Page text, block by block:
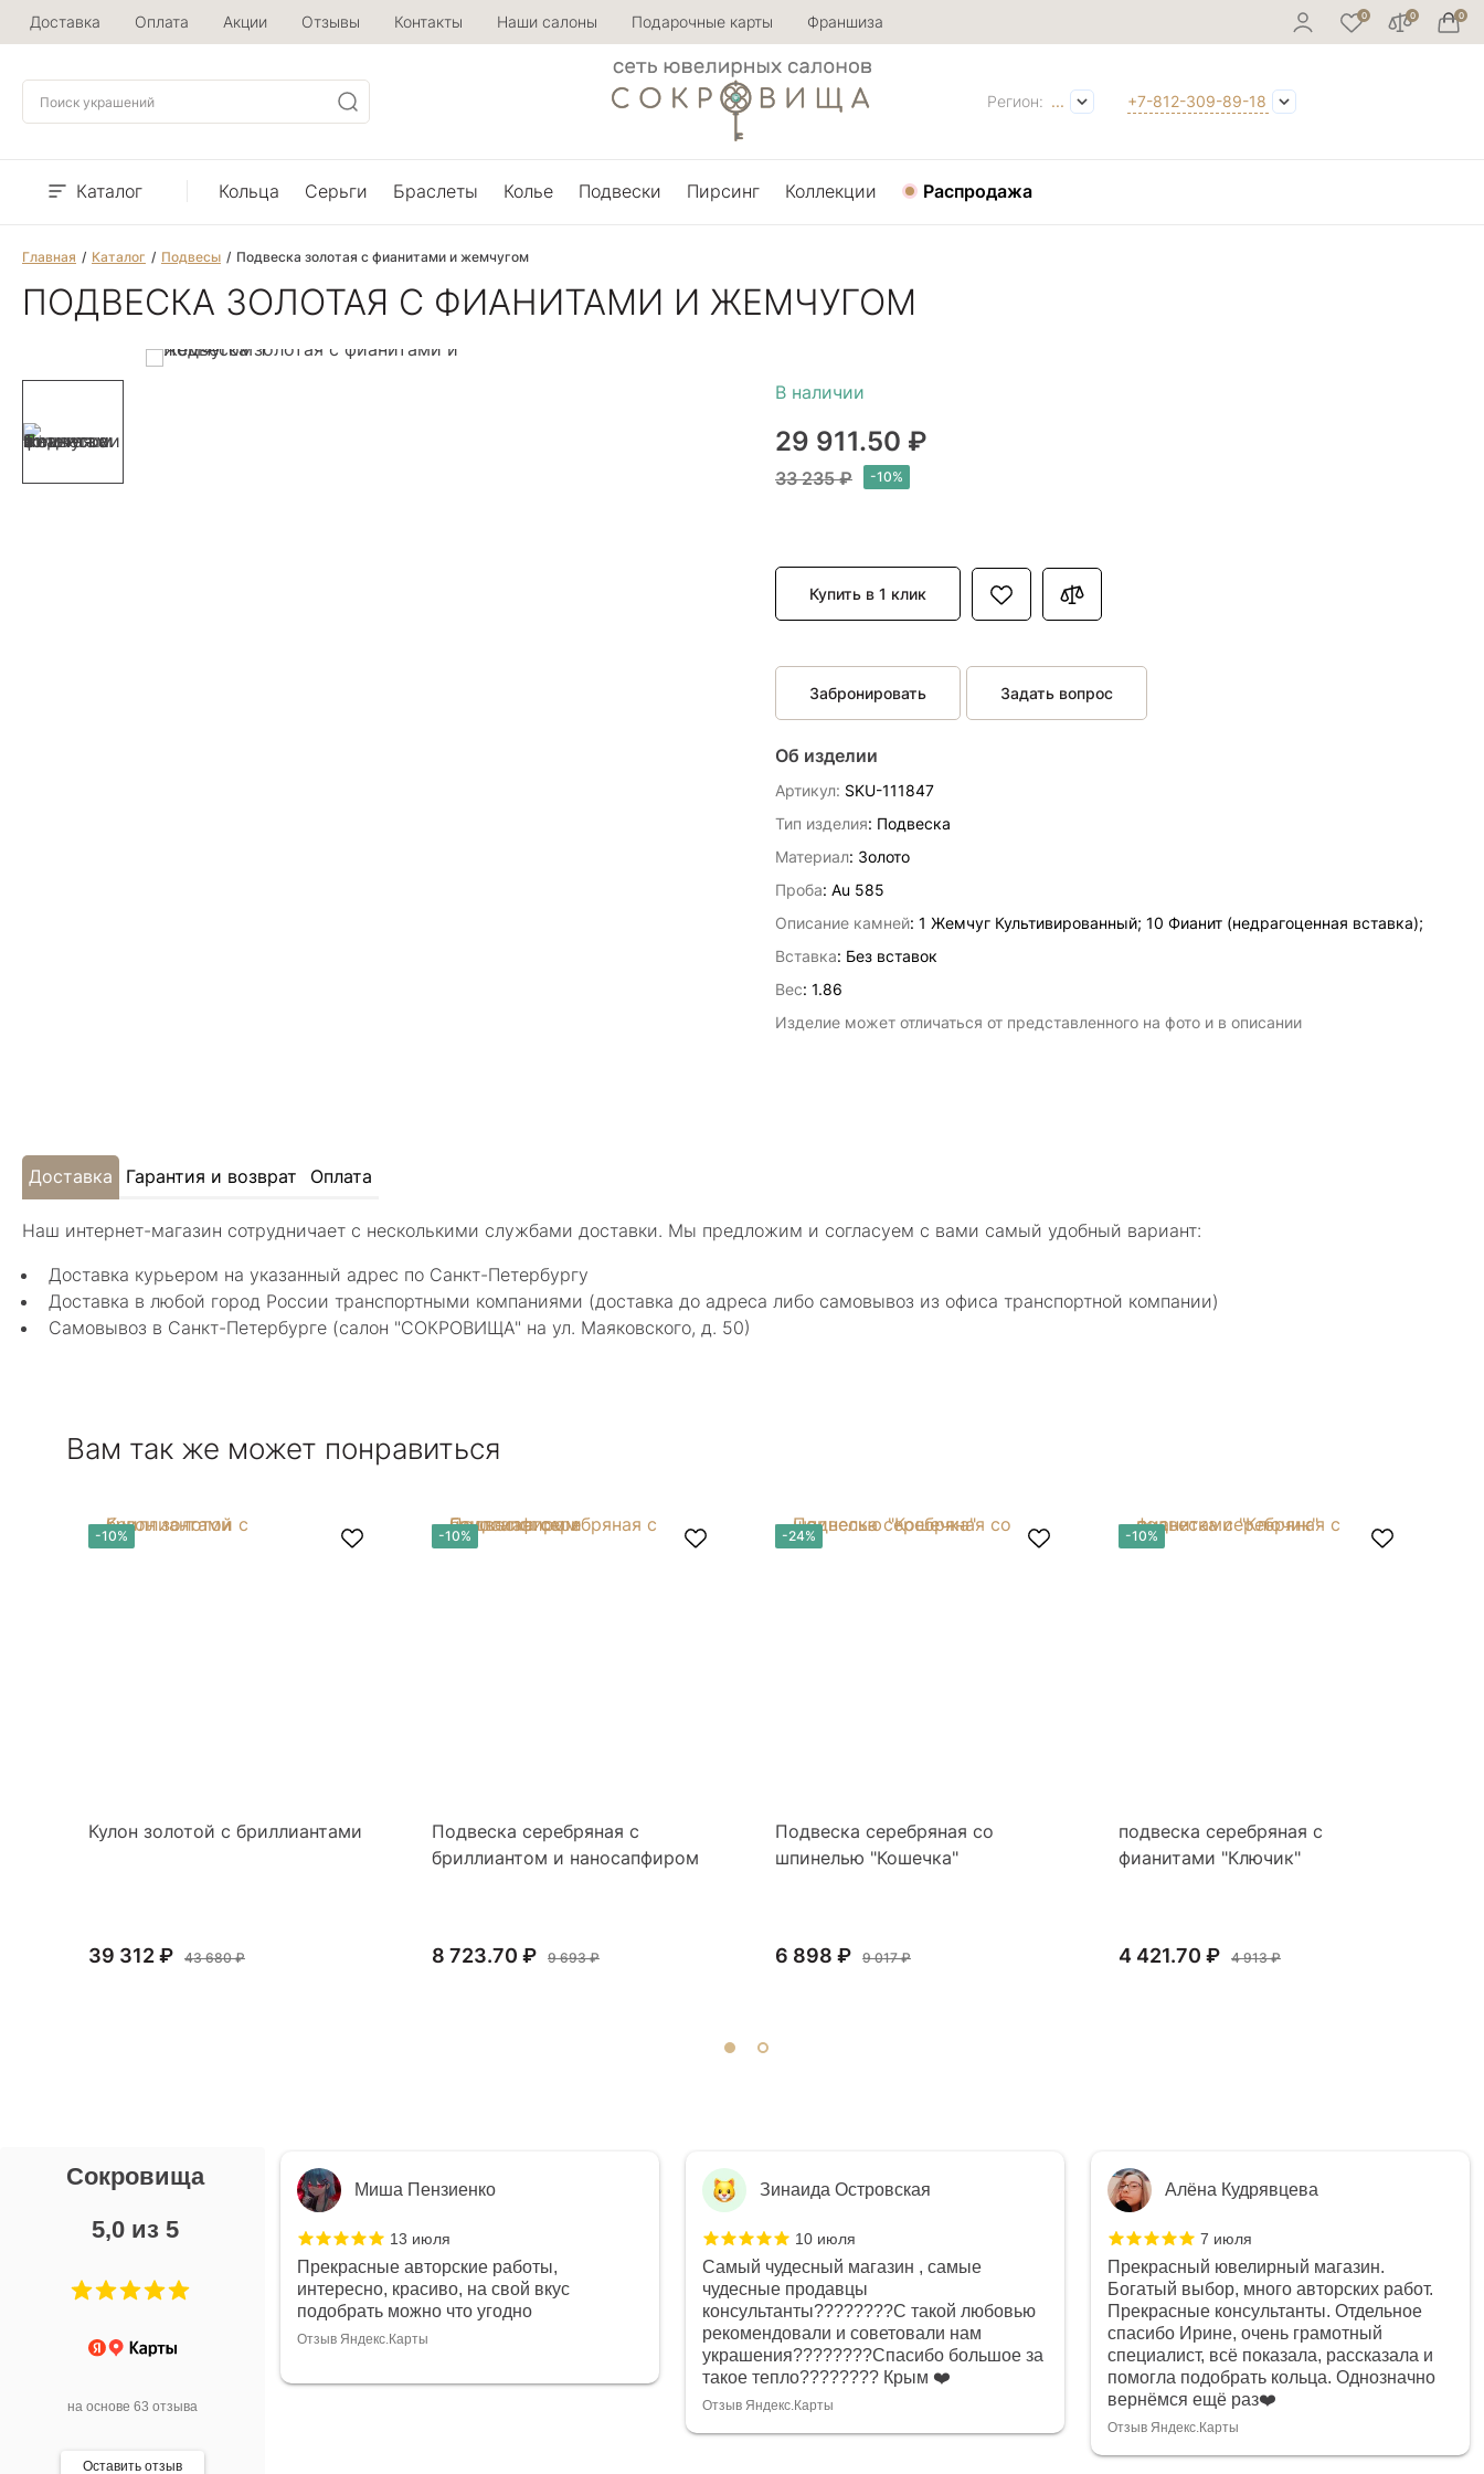
Доставка Оплата Акции Отзывы Контакты Наши салоны Подарочные карты Франшиза
Регион: ... +7-812-309-89-18
Каталог Кольца Серьги Браслеты Колье Подвески Пирсинг Коллекции Распродажа
Главная Каталог Подвесы Подвеска золотая с фианитами и жемчугом
ПОДВЕСКА ЗОЛОТАЯ С ФИАНИТАМИ И ЖЕМЧУГОМ
29 911.50 ₽
33 235 ₽
Купить в 1 клик
Забронировать Задать вопрос
Об изделии
Артикул: SKU-111847
Тип изделия: Подвескa
Материал: Золото
Проба: Au 585
Описание камней: 1 Жемчуг Культивированный; 10 Фианит (недрагоценная вставка);
Вставка: Без вставок
Вес: 1.86
Изделие может отличаться от представленного на фото и в описании
Доставка Гарантия и возврат Оплата
Наш интернет-магазин сотрудничает с несколькими службами доставки. Мы предложим и согласуем с вами самый удобный вариант:
Доставка курьером на указанный адрес по Санкт-Петербургу
Доставка в любой город России транспортными компаниями (доставка до адреса либо самовывоз из офиса транспортной компании)
Самовывоз в Санкт-Петербурге (салон "СОКРОВИЩА" на ул. Маяковского, д. 50)
Вам так же может понравиться
-10%
Кулон золотой с бриллиантами
39 312 ₽ 43 680 ₽
-10%
Подвеска серебряная с
бриллиантом и наносапфиром
8 723.70 ₽ 9 693 ₽
-24%
Подвеска серебряная со
шпинелью "Кошечка"
6 898 ₽ 9 017 ₽
-10%
подвеска серебряная с
фианитами "Ключик"
4 421.70 ₽ 4 913 ₽
Сокровища
5,0 из 5
на основе 63 отзыва
Оставить отзыв
и завораживает
Миша Пензиенко
13 июля
Прекрасные авторские работы,
интересно, красиво, на свой вкус
подобрать можно что угодно
Отзыв Яндекс.Карты
Зинаида Островская
10 июля
Самый чудесный магазин , самые
чудесные продавцы
консультанты????????С такой любовью
рекомендовали и советовали нам
украшения????????Спасибо большое за
такое тепло???????? Крым ❤️
Отзыв Яндекс.Карты
Алёна Кудрявцева
7 июля
Прекрасный ювелирный магазин.
Богатый выбор, много авторских работ.
Прекрасные консультанты. Отдельное
спасибо Ирине, очень грамотный
специалист, всё показала, рассказала и
помогла подобрать кольца. Однозначно
вернёмся ещё раз❤️
Отзыв Яндекс.Карты